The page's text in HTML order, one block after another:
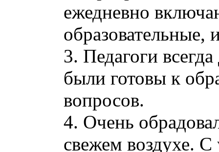
ежедневно
образовательные,
3. Педагоги
были готовы к
вопросов.
4. Очень
свежем воздухе. С